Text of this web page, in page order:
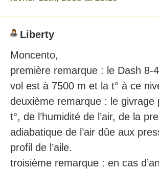
Liberty
Moncento,
première remarque : le Dash 8-
vol est à 7500 m et la t° à ce
deuxième remarque : le
t°, de l’humidité de l’air, de la
adiabatique de l’air dûe aux
profil de l’aile.
troisième remarque : en cas